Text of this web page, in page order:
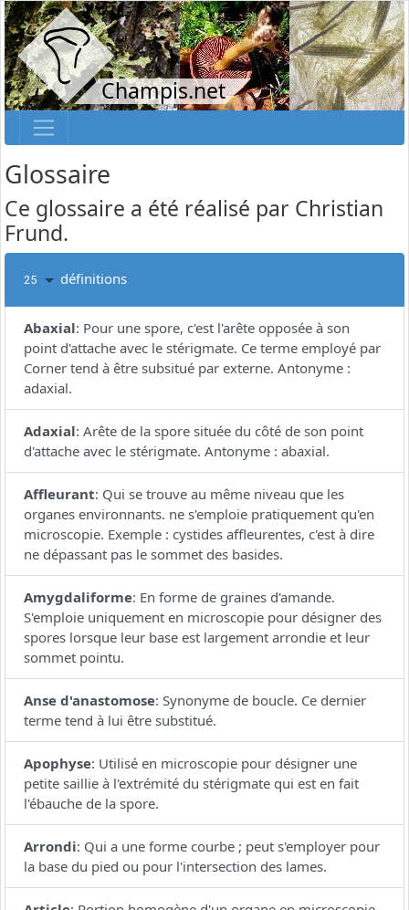
Champis.net
Glossaire
Ce glossaire a été réalisé par Christian
Frund.
25 définitions
Abaxial: Pour une spore, c'est l'arête opposée à son
point d'attache avec le stérigmate. Ce terme employé par
Corner tend à être subsitué par externe. Antonyme :
adaxial.
Adaxial: Arête de la spore située du côté de son point
d'attache avec le stérigmate. Antonyme : abaxial.
Affleurant: Qui se trouve au même niveau que les
organes environnants. ne s'emploie pratiquement qu'en
microscopie. Exemple : cystides affleurentes, c'est à dire
ne dépassant pas le sommet des basides.
Amygdaliforme: En forme de graines d'amande.
S'emploie uniquement en microscopie pour désigner des
spores lorsque leur base est largement arrondie et leur
sommet pointu.
Anse d'anastomose: Synonyme de boucle. Ce dernier
terme tend à lui être substitué.
Apophyse: Utilisé en microscopie pour désigner une
petite saillie à l'extrémité du stérigmate qui est en fait
l'ébauche de la spore.
Arrondi: Qui a une forme courbe ; peut s'employer pour
la base du pied ou pour l'intersection des lames.